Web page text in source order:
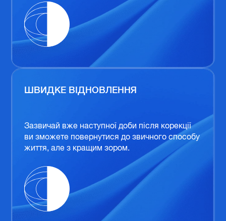
ШВИДКЕ ВІДНОВЛЕННЯ
Зазвичай вже наступної доби після корекції
ви зможете повернутися до звичного способу
життя, але з кращим зором.